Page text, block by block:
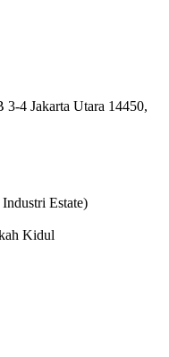
3-4 Jakarta Utara 14450,
Estate)
Kidul